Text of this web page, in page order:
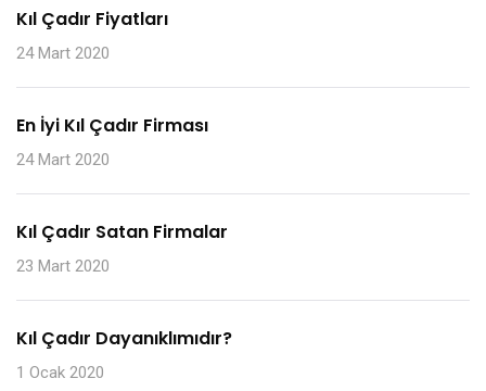
Kıl Çadır Fiyatları
24 Mart 2020
En İyi Kıl Çadır Firması
24 Mart 2020
Kıl Çadır Satan Firmalar
23 Mart 2020
Kıl Çadır Dayanıklımıdır?
1 Ocak 2020